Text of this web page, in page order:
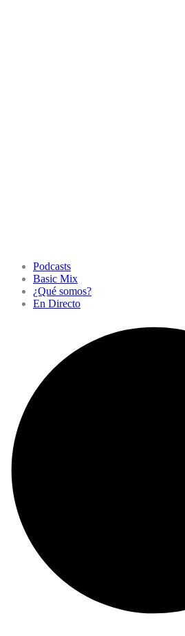
Podcasts
Basic Mix
¿Qué somos?
En Directo